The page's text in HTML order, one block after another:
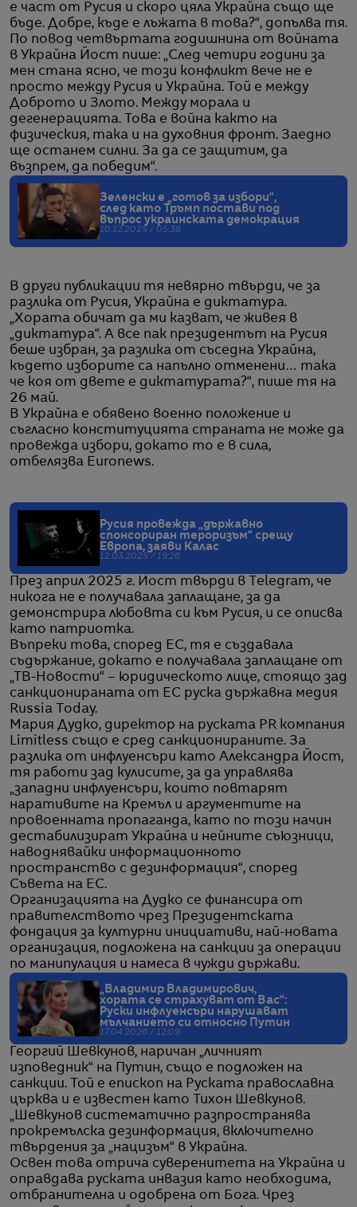
е част от Русия и скоро цяла Украйна също ще
бъде. Добре, къде е лъжата в това?“, допълва тя.
По повод четвъртата годишнина от войната
в Украйна Йост пише: „След четири години за
мен стана ясно, че този конфликт вече не е
просто между Русия и Украйна. Той е между
Доброто и Злото. Между морала и
дегенерацията. Това е война както на
физическия, така и на духовния фронт. Заедно
ще останем силни. За да се защитим, да
възпрем, да победим“.
Зеленски е „готов за избори“,
след като Тръмп постави под
въпрос украинската демокрация
10.12.2025 / 05:38
В други публикации тя невярно твърди, че за
разлика от Русия, Украйна е диктатура.
„Хората обичат да ми казват, че живея в
„диктатура“. А все пак президентът на Русия
беше избран, за разлика от съседна Украйна,
където изборите са напълно отменени… така
че коя от двете е диктатурата?“, пише тя на
26 май.
В Украйна е обявено военно положение и
съгласно конституцията страната не може да
провежда избори, докато то е в сила,
отбелязва Euronews.
Русия провежда „държавно
спонсориран тероризъм“ срещу
Европа, заяви Калас
12.03.2025 / 19:26
През април 2025 г. Йост твърди в Telegram, че
никога не е получавала заплащане, за да
демонстрира любовта си към Русия, и се описва
като патриотка.
Въпреки това, според ЕС, тя е създавала
съдържание, докато е получавала заплащане от
„ТВ-Новости“ – юридическото лице, стоящо зад
санкционираната от ЕС руска държавна медия
Russia Today.
Мария Дудко, директор на руската PR компания
Limitless също е сред санкционираните. За
разлика от инфлуенсъри като Александра Йост,
тя работи зад кулисите, за да управлява
„западни инфлуенсъри, които повтарят
наративите на Кремъл и аргументите на
провоенната пропаганда, като по този начин
дестабилизират Украйна и нейните съюзници,
наводнявайки информационното
пространство с дезинформация“, според
Съвета на ЕС.
Организацията на Дудко се финансира от
правителството чрез Президентската
фондация за културни инициативи, най-новата
организация, подложена на санкции за операции
по манипулация и намеса в чужди държави.
„Владимир Владимирович,
хората се страхуват от Вас“:
Руски инфлуенсъри нарушават
мълчанието си относно Путин
17.04.2026 / 12:09
Георгий Шевкунов, наричан „личният
изповедник“ на Путин, също е подложен на
санкции. Той е епископ на Руската православна
църква и е известен като Тихон Шевкунов.
„Шевкунов систематично разпространява
прокремълска дезинформация, включително
твърдения за „нацизъм“ в Украйна.
Освен това отрича суверенитета на Украйна и
оправдава руската инвазия като необходима,
отбранителна и одобрена от Бога. Чрез